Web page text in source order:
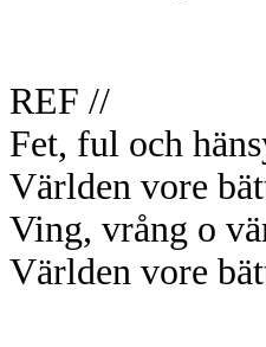
REF //
Fet, ful och
Världen vore
Ving, vrång o
Världen vore